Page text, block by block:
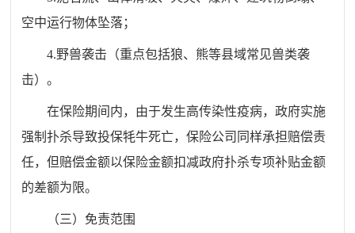
空中运行物体坠落；
4.野兽袭击（重点包括狼、熊等县域常见兽类袭
击）。
在保险期间内，由于发生高传染性疫病，政府实施
强制扑杀导致投保牦牛死亡，保险公司同样承担赔偿责
任，但赔偿金额以保险金额扣减政府扑杀专项补贴金额
的差额为限。
（三）免责范围